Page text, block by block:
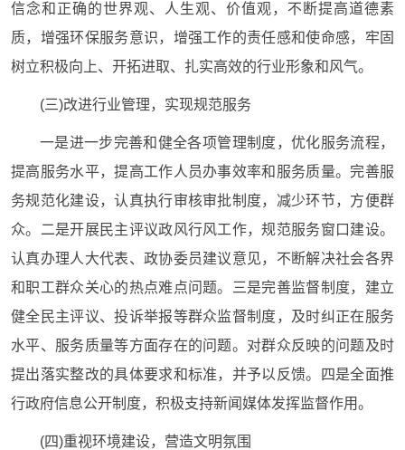
信念和正确的世界观、人生观、价值观，不断提高道德素
质，增强环保服务意识，增强工作的责任感和使命感，牢固
树立积极向上、开拓进取、扎实高效的行业形象和风气。
(三)改进行业管理，实现规范服务
一是进一步完善和健全各项管理制度，优化服务流程，
提高服务水平，提高工作人员办事效率和服务质量。完善服
务规范化建设，认真执行审核审批制度，减少环节，方便群
众。二是开展民主评议政风行风工作，规范服务窗口建设。
认真办理人大代表、政协委员建议意见，不断解决社会各界
和职工群众关心的热点难点问题。三是完善监督制度，建立
健全民主评议、投诉举报等群众监督制度，及时纠正在服务
水平、服务质量等方面存在的问题。对群众反映的问题及时
提出落实整改的具体要求和标准，并予以反馈。四是全面推
行政府信息公开制度，积极支持新闻媒体发挥监督作用。
(四)重视环境建设，营造文明氛围